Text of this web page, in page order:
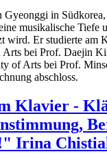
Gyeonggi in
musikalische Tiefe
wird. Er studierte am
bei Prof. Daejin
of Arts bei Prof.
abschloss.
Klavier -
Irina